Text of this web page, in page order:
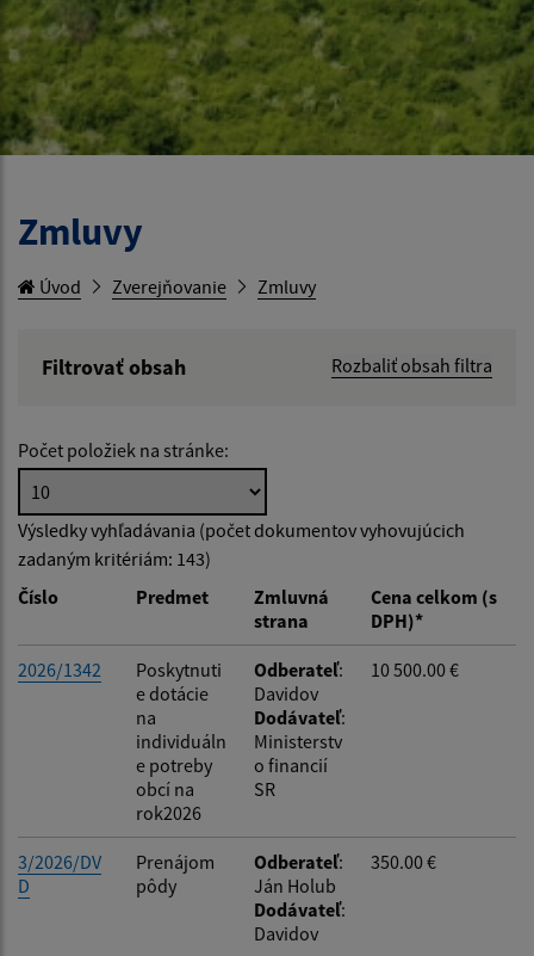
Zmluvy
Úvod Zverejňovanie Zmluvy
Filtrovať obsah
Rozbaliť obsah filtra
Hľadať v:
Typ dátumu:
Dátum od:
Počet položiek na stránke:
Výsledky vyhľadávania (počet dokumentov vyhovujúcich
zadaným kritériám: 143)
Číslo
Predmet
Zmluvná
strana
Cena celkom (s
DPH)*
2026/1342
Poskytnuti
e dotácie
na
individuáln
e potreby
obcí na
rok2026
Odberateľ:
Davidov
Dodávateľ:
Ministerstv
o financií
SR
10 500.00 €
3/2026/DV
D
Prenájom
pôdy
Odberateľ:
Ján Holub
Dodávateľ:
Davidov
350.00 €